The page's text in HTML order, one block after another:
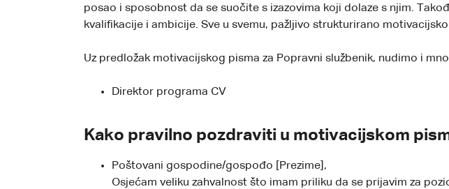
posao i sposobnost da se suočite s izazovima koji dolaze s njim.
kvalifikacije i ambicije. Sve u svemu, pažljivo strukturirano
Uz predložak motivacijskog pisma za Popravni službenik, nudimo i
Direktor programa CV
Kako pravilno pozdraviti u motivacijskom
Poštovani gospodine/gospođo [Prezime],
Osjećam veliku zahvalnost što imam priliku da se prijavim za